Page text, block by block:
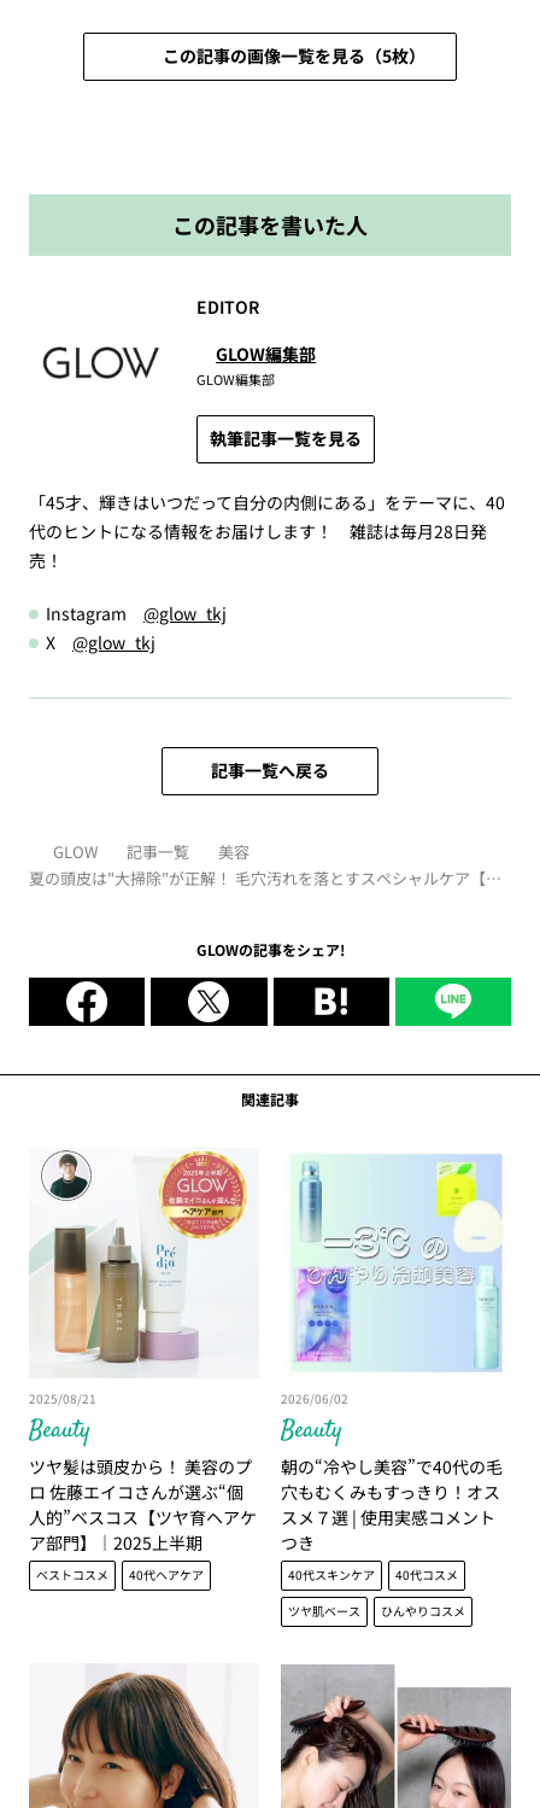
この記事の画像一覧を見る（5枚）
この記事を書いた人
EDITOR
GLOW編集部
GLOW編集部
執筆記事一覧を見る
「45才、輝きはいつだって自分の内側にある」をテーマに、40
代のヒントになる情報をお届けします！ 雑誌は毎月28日発
売！
Instagram @glow_tkj
X @glow_tkj
記事一覧へ戻る
GLOW 記事一覧
美容
夏の頭皮は"大掃除"が正解！ 毛穴汚れを落とすスペシャルケア【デ
GLOWの記事をシェア!
関連記事
Beauty
2025/08/21
ツヤ髪は頭皮から！ 美容のプ
ロ 佐藤エイコさんが選ぶ“個
人的”ベスコス【ツヤ育ヘアケ
ア部門】｜2025上半期
ベストコスメ 40代ヘアケア
Beauty
2026/06/02
朝の“冷やし美容”で40代の毛
穴もむくみもすっきり！オス
スメ７選 | 使用実感コメント
つき
40代スキンケア
40代コスメ
ツヤ肌ベース
ひんやりコスメ